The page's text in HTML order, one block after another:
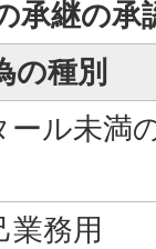
承継の承
の種別
ール未満
業務用